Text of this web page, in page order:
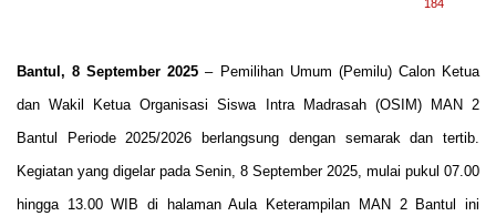
184
Bantul, 8 September 2025 – Pemilihan Umum (Pemilu) Calon Ketua
dan Wakil Ketua Organisasi Siswa Intra Madrasah (OSIM) MAN 2
Bantul Periode 2025/2026 berlangsung dengan semarak dan tertib.
Kegiatan yang digelar pada Senin, 8 September 2025, mulai pukul 07.00
hingga 13.00 WIB di halaman Aula Keterampilan MAN 2 Bantul ini